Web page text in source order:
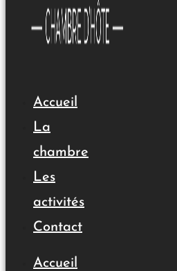
Accueil
La
chambre
Les
activités
Contact
Accueil